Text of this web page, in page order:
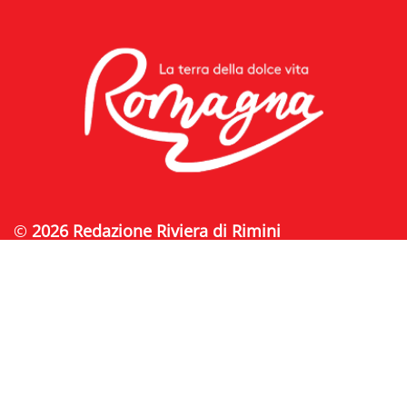
© 2026 Redazione Riviera di Rimini